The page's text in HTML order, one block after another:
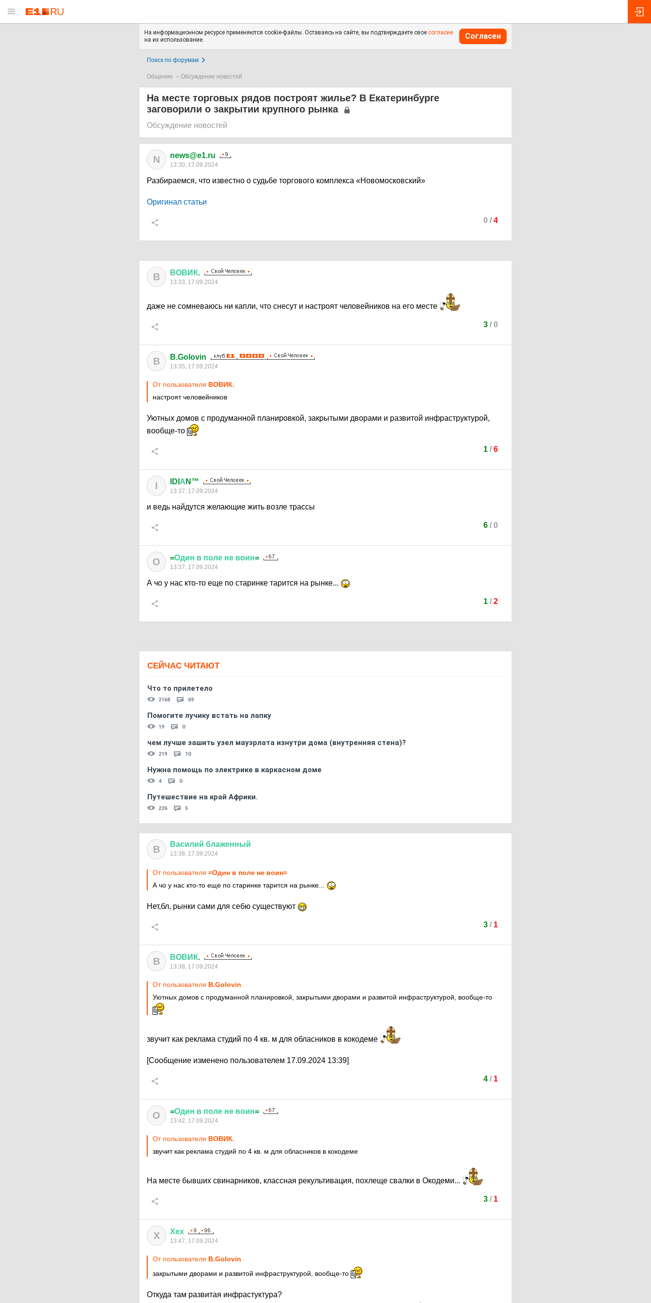
На информационном ресурсе применяются cookie-файлы. Оставаясь на сайте, вы подтверждаете свое согласие
на их использование.
Согласен
Поиск по форумам
Общение Обсуждение новостей
На месте торговых рядов построят жилье? В Екатеринбурге
заговорили о закрытии крупного рынка
Обсуждение новостей
N news@e1.ru
13:30, 17.09.2024
Разбираемся, что известно о судьбе торгового комплекса «Новомосковский»
Оригинал статьи
0 / 4
В ВОВИК.
13:33, 17.09.2024
даже не сомневаюсь ни капли, что снесут и настроят человейников на его месте
3/ 0
B B.Golovin
13:35, 17.09.2024
От пользователя ВОВИК.
настроят человейников
Уютных домов с продуманной планировкой, закрытыми дворами и развитой инфраструктурой,
вообще-то
1/ 6
I IDI А N™
13:37, 17.09.2024
и ведь найдутся желающие жить возле трассы
6/ 0
О =Один в поле не воин=
13:37, 17.09.2024
А чо у нас кто-то еще по старинке тарится на рынке...
1/ 2
СЕЙЧАС ЧИТАЮТ
Что то прилетело
3168 69
Помогите лучику встать на лапку
19 0
чем лучше зашить узел мауэрлата изнутри дома (внутренняя стена)?
219 10
Нужна помощь по электрике в каркасном доме
4 0
Путешествие на край Африки.
226 5
В Василий блаженный
13:38, 17.09.2024
От пользователя =Один в поле не воин=
А чо у нас кто-то еще по старинке тарится на рынке...
Нет,бл, рынки сами для себю существуют
3/ 1
В ВОВИК.
13:38, 17.09.2024
От пользователя B.Golovin
Уютных домов с продуманной планировкой, закрытыми дворами и развитой инфраструктурой, вообще-то
звучит как реклама студий по 4 кв. м для обласников в кокодеме
[Сообщение изменено пользователем 17.09.2024 13:39]
4/ 1
О =Один в поле не воин=
13:42, 17.09.2024
От пользователя ВОВИК.
звучит как реклама студий по 4 кв. м для обласников в кокодеме
На месте бывших свинарников, классная рекультивация, похлеще свалки в Окодеми...
3/ 1
Х Хех
13:47, 17.09.2024
От пользователя B.Golovin
закрытыми дворами и развитой инфраструктурой, вообще-то
Откуда там развитая инфрастуктура?